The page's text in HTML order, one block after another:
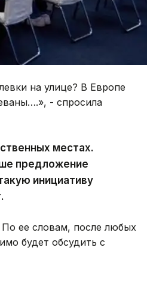
на улице? В Европе
- спросила
местах.
предложение
инициативу
ее словам, после любых
будет обсудить с